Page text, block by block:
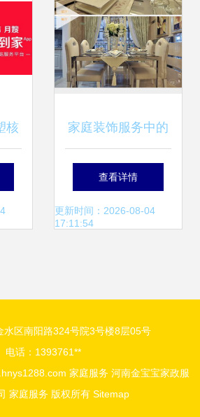
核
破
化
家庭装饰服务中的
全面设计价值
查看详情
更新时间：2026-08-04
17:11:54
水区南阳路324号院3号楼8层05号
电话：1393761**
家庭服务 河南金宝宝家政服
家庭服务 版权所有 Sitemap